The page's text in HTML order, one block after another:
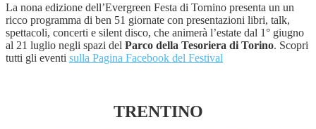
La nona edizione dell’Evergreen Festa di Tornino presenta un un
ricco programma di ben 51 giornate con presentazioni libri, talk,
spettacoli, concerti e silent disco, che animerà l’estate dal 1° giugno
al 21 luglio negli spazi del Parco della Tesoriera di Torino. Scopri
tutti gli eventi sulla Pagina Facebook del Festival
TRENTINO